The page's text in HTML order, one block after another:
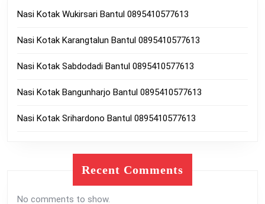
Nasi Kotak Wukirsari Bantul 0895410577613
Nasi Kotak Karangtalun Bantul 0895410577613
Nasi Kotak Sabdodadi Bantul 0895410577613
Nasi Kotak Bangunharjo Bantul 0895410577613
Nasi Kotak Srihardono Bantul 0895410577613
Recent Comments
No comments to show.